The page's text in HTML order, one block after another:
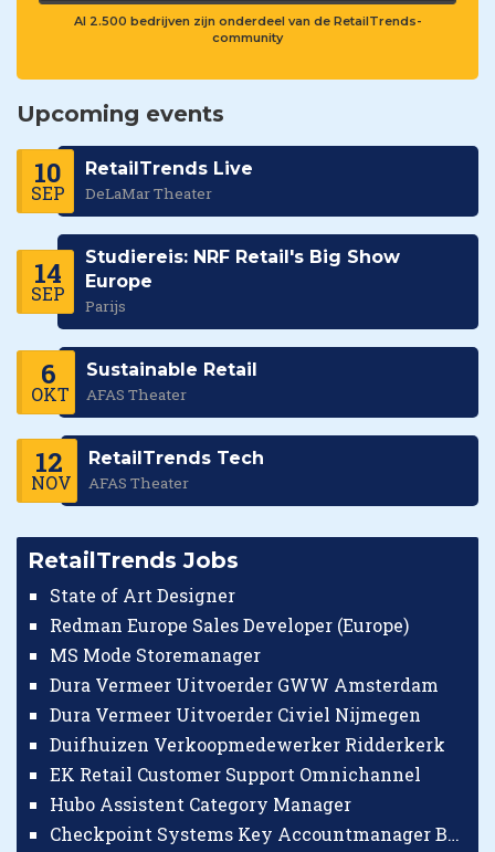
Al 2.500 bedrijven zijn onderdeel van de RetailTrends-
community
Upcoming events
10
SEP
RetailTrends Live
DeLaMar Theater
14
SEP
Studiereis: NRF Retail's Big Show
Europe
Parijs
6
OKT
Sustainable Retail
AFAS Theater
12
NOV
RetailTrends Tech
AFAS Theater
RetailTrends Jobs
State of Art Designer
Redman Europe Sales Developer (Europe)
MS Mode Storemanager
Dura Vermeer Uitvoerder GWW Amsterdam
Dura Vermeer Uitvoerder Civiel Nijmegen
Duifhuizen Verkoopmedewerker Ridderkerk
EK Retail Customer Support Omnichannel
Hubo Assistent Category Manager
Checkpoint Systems Key Accountmanager Benelux